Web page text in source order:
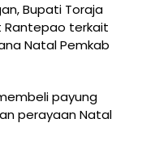
Bupati Toraja
terkait
Natal Pemkab
payung
perayaan Natal